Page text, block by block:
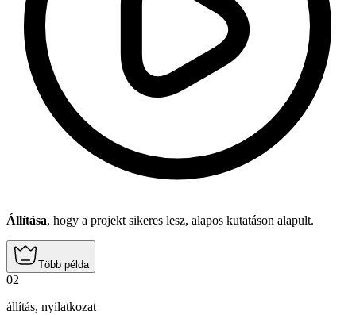
Állítása, hogy a projekt sikeres lesz, alapos kutatáson alapult.
Több példa
02
állítás, nyilatkozat